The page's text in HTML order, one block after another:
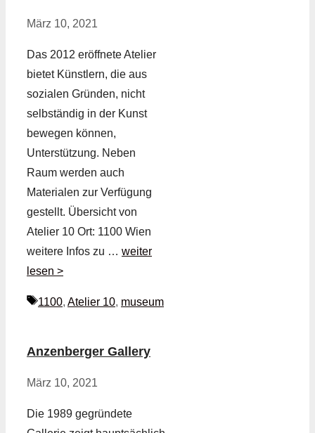
März 10, 2021
Das 2012 eröffnete Atelier
bietet Künstlern, die aus
sozialen Gründen, nicht
selbständig in der Kunst
bewegen können,
Unterstützung. Neben
Raum werden auch
Materialen zur Verfügung
gestellt. Übersicht von
Atelier 10 Ort: 1100 Wien
weitere Infos zu … weiter
lesen >
Schlagwörter
1100, Atelier 10, museum
Anzenberger Gallery
März 10, 2021
Die 1989 gegründete